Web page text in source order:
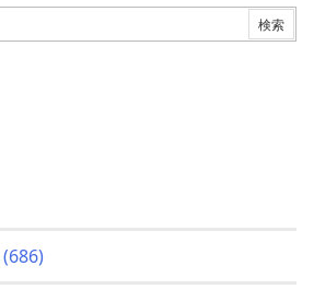
(686)